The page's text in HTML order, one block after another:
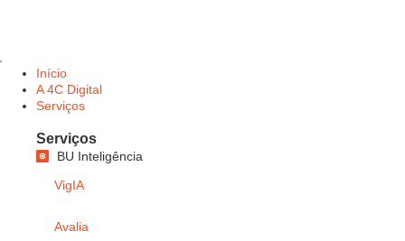
Início
A 4C Digital
Serviços
Serviços
BU Inteligência
VigIA
Avalia